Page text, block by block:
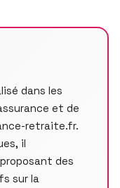
dans les
et de
retraite.fr.
il
des
sur la